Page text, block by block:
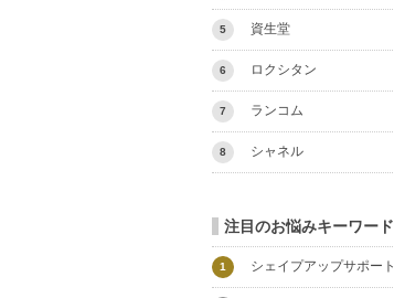
5 資生堂
6 ロクシタン
7 ランコム
8 シャネル
注目のお悩みキーワード
1 シェイプアップサポート